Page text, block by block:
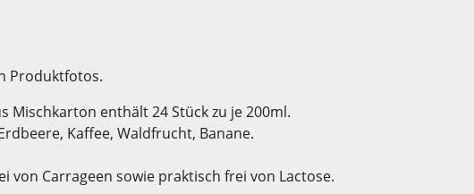
Produktfotos.
Mischkarton enthält 24 Stück zu je 200ml.
Kaffee, Waldfrucht, Banane.
Carrageen sowie praktisch frei von Lactose.